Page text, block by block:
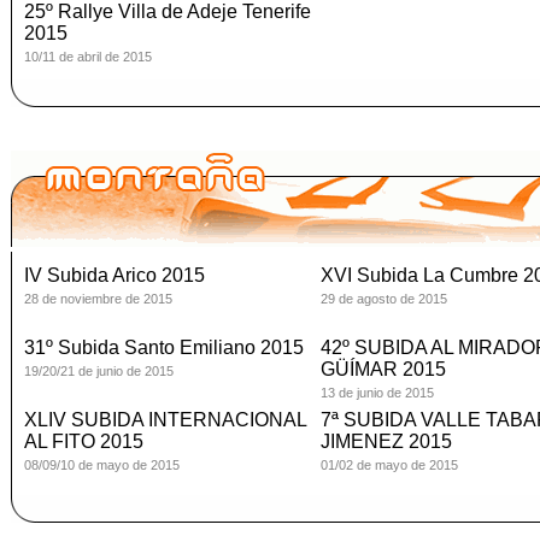
25º Rallye Villa de Adeje Tenerife
2015
10/11 de abril de 2015
IV Subida Arico 2015
28 de noviembre de 2015
XVI Subida La Cumbre
29 de agosto de 2015
31º Subida Santo Emiliano 2015
19/20/21 de junio de 2015
42º SUBIDA AL
GÜÍMAR 2015
13 de junio de 2015
XLIV SUBIDA INTERNACIONAL
AL FITO 2015
08/09/10 de mayo de 2015
7ª SUBIDA VALLE
JIMENEZ 2015
01/02 de mayo de 2015